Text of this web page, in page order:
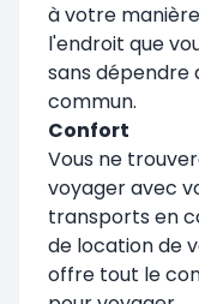
à votre
l'endroit que
sans dépendre
commun.
Confort
Vous ne
voyager avec
transports en
de location de
offre tout le